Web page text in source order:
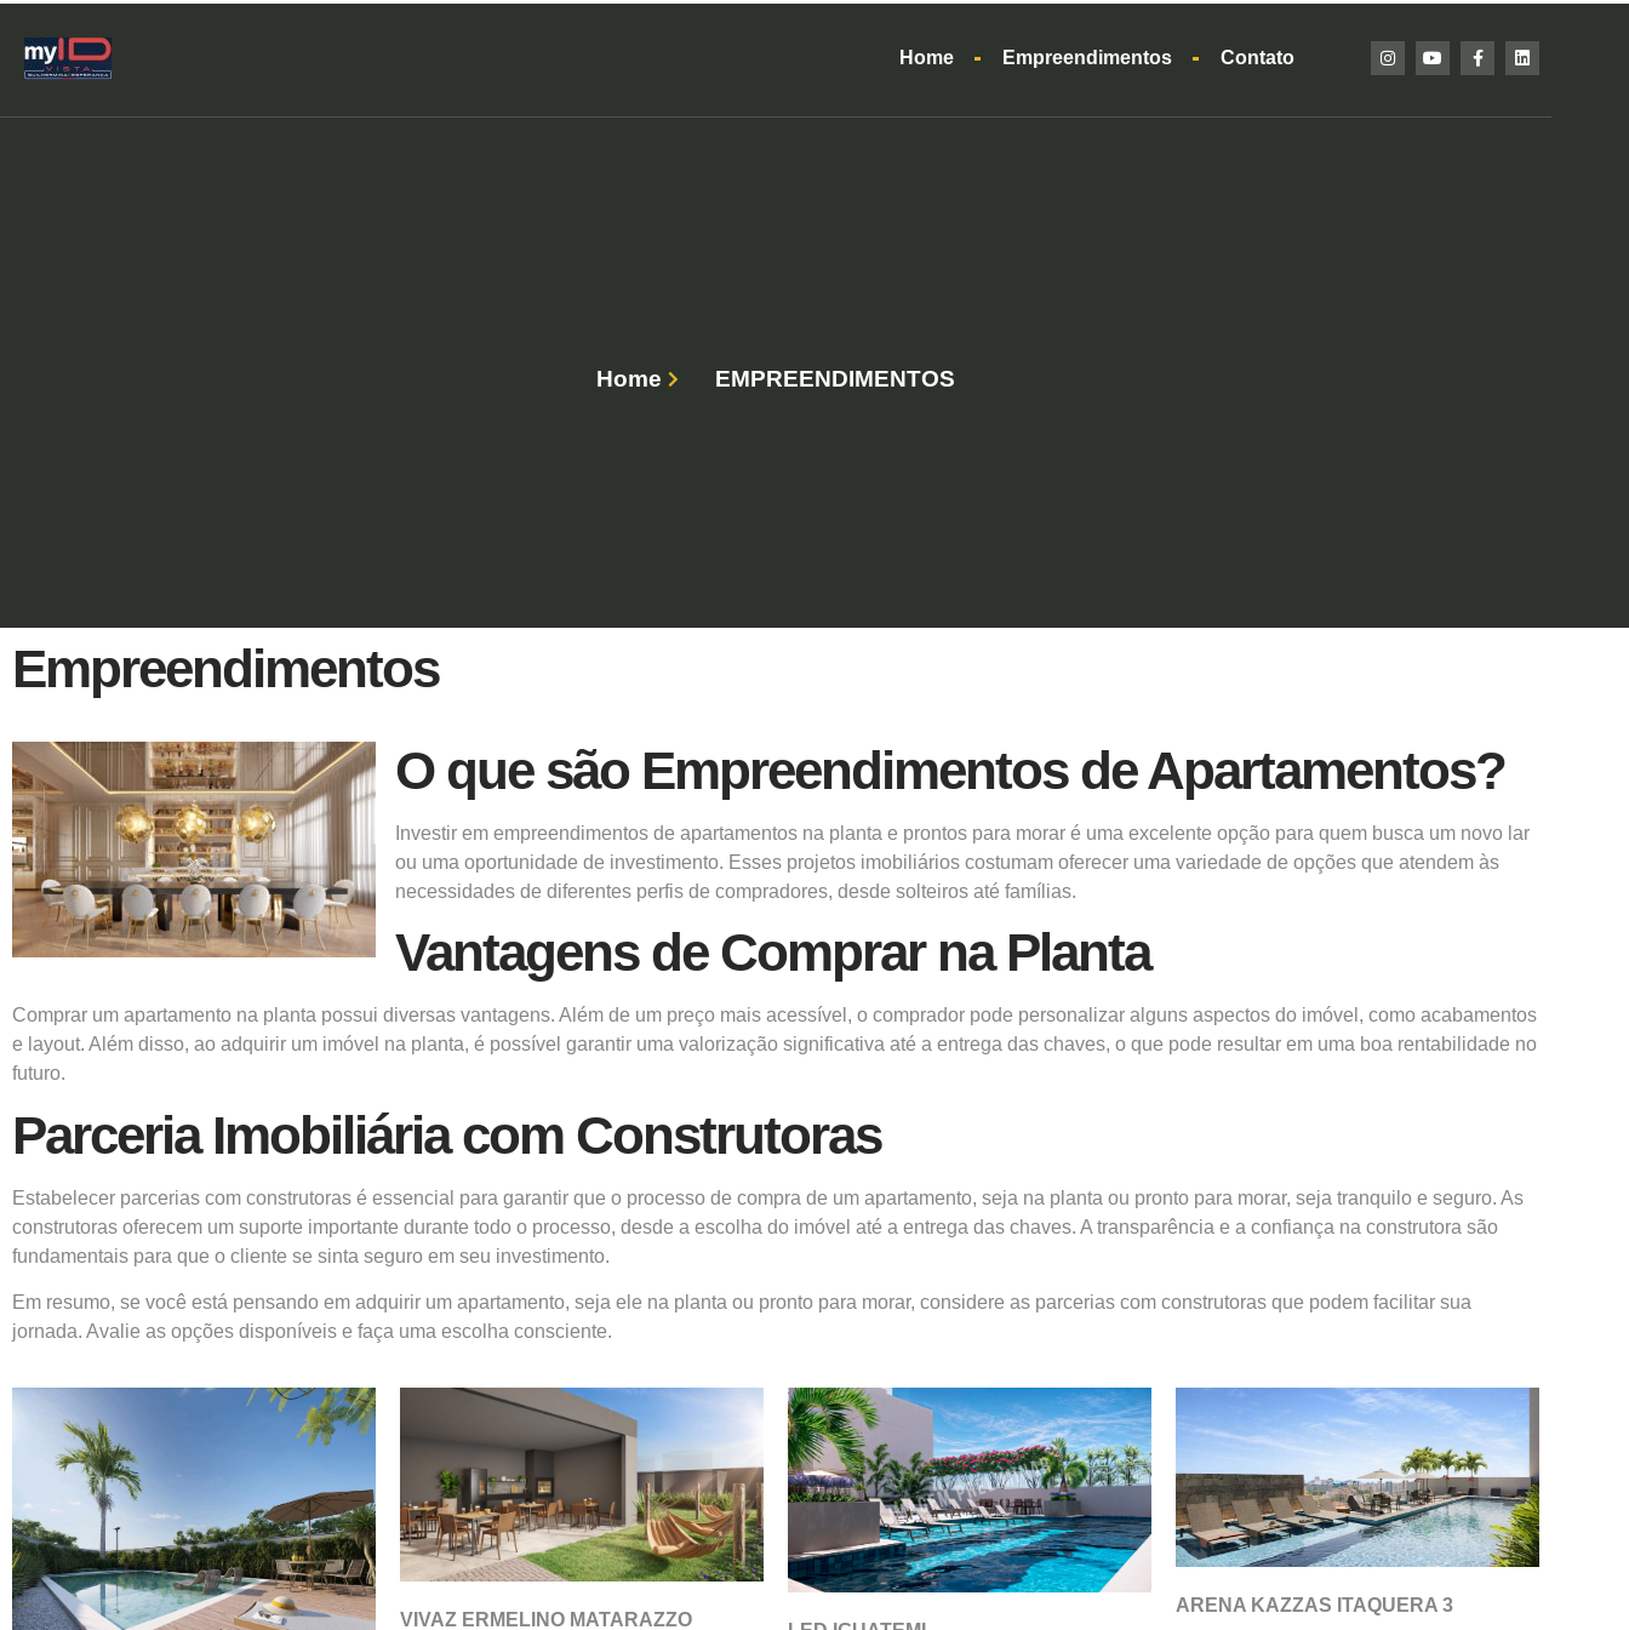
Home Empreendimentos Contato
Home EMPREENDIMENTOS
Empreendimentos
O que são Empreendimentos de Apartamentos?
Investir em empreendimentos de apartamentos na planta e prontos para morar é uma excelente opção para quem busca um novo lar
ou uma oportunidade de investimento. Esses projetos imobiliários costumam oferecer uma variedade de opções que atendem às
necessidades de diferentes perfis de compradores, desde solteiros até famílias.
Vantagens de Comprar na Planta
Comprar um apartamento na planta possui diversas vantagens. Além de um preço mais acessível, o comprador pode personalizar alguns aspectos do imóvel, como acabamentos
e layout. Além disso, ao adquirir um imóvel na planta, é possível garantir uma valorização significativa até a entrega das chaves, o que pode resultar em uma boa rentabilidade no
futuro.
Parceria Imobiliária com Construtoras
Estabelecer parcerias com construtoras é essencial para garantir que o processo de compra de um apartamento, seja na planta ou pronto para morar, seja tranquilo e seguro. As
construtoras oferecem um suporte importante durante todo o processo, desde a escolha do imóvel até a entrega das chaves. A transparência e a confiança na construtora são
fundamentais para que o cliente se sinta seguro em seu investimento.
Em resumo, se você está pensando em adquirir um apartamento, seja ele na planta ou pronto para morar, considere as parcerias com construtoras que podem facilitar sua
jornada. Avalie as opções disponíveis e faça uma escolha consciente.
VIVAZ ERMELINO MATARAZZO
ARENA KAZZAS ITAQUERA 3